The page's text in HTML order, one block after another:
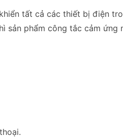
tất cả các thiết bị điện
sản phẩm công tắc cảm ứng